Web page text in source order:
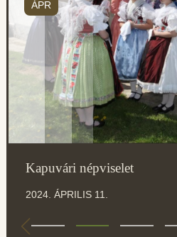
ÁPR
Kapuvári népviselet
2024. ÁPRILIS 11.